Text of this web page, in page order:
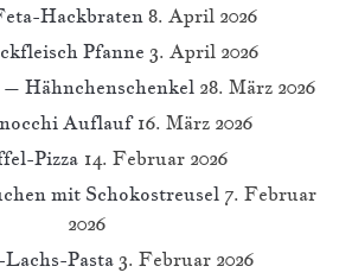
Hackbraten 8. April 2026
Pfanne 3. April 2026
Hähnchenschenkel 28. März 2026
Auflauf 16. März 2026
Pizza 14. Februar 2026
mit Schokostreusel 7. Februar
2026
Pasta 3. Februar 2026